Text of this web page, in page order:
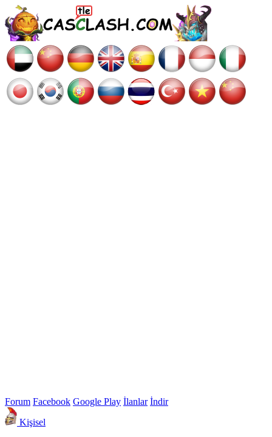
Forum Facebook Google Play İlanlar İndir
Kişisel